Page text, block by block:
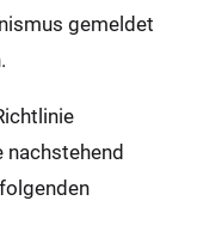
gemeldet